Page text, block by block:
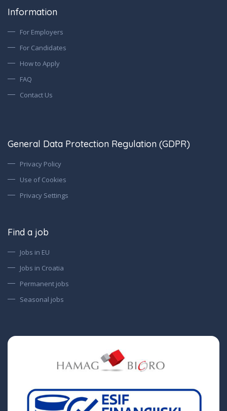
Information
For Employers
For Candidates
How to Apply
FAQ
Contact Us
General Data Protection Regulation (GDPR)
Privacy Policy
Use of Cookies
Privacy Settings
Find a job
Jobs in EU
Jobs in Croatia
Permanent jobs
Seasonal jobs